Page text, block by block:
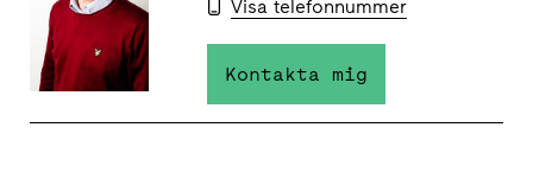
Visa telefonnummer
Kontakta mig